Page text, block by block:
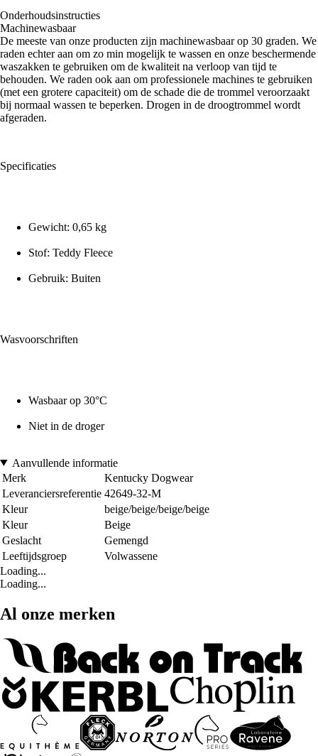
Onderhoudsinstructies
Machinewasbaar
De meeste van onze producten zijn machinewasbaar op 30 graden. We
raden echter aan om zo min mogelijk te wassen en onze beschermende
waszakken te gebruiken om de kwaliteit na verloop van tijd te
behouden. We raden ook aan om professionele machines te gebruiken
(met een grotere capaciteit) om de schade die de trommel veroorzaakt
bij normaal wassen te beperken. Drogen in de droogtrommel wordt
afgeraden.
Specificaties
Gewicht: 0,65 kg
Stof: Teddy Fleece
Gebruik: Buiten
Wasvoorschriften
Wasbaar op 30°C
Niet in de droger
Aanvullende informatie
Merk
Kentucky Dogwear
Leveranciersreferentie 42649-32-M
Kleur
beige/beige/beige/beige
Kleur
Beige
Geslacht
Gemengd
Leeftijdsgroep
Volwassene
Loading...
Loading...
Al onze merken